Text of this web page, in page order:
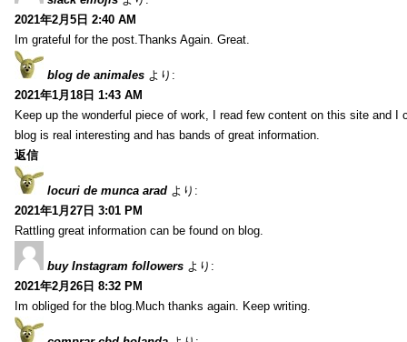
2021年2月5日 2:40 AM
Im grateful for the post.Thanks Again. Great.
blog de animales より:
2021年1月18日 1:43 AM
Keep up the wonderful piece of work, I read few content on this site and I
blog is real interesting and has bands of great information.
返信
locuri de munca arad より:
2021年1月27日 3:01 PM
Rattling great information can be found on blog.
buy Instagram followers より:
2021年2月26日 8:32 PM
Im obliged for the blog.Much thanks again. Keep writing.